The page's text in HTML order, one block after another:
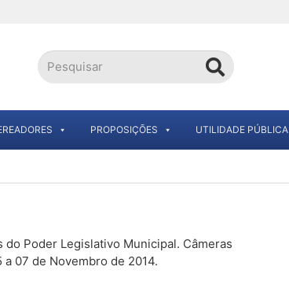
PROPOSIÇÕES UTILIDADE PÚBLICA
Poder Legislativo Municipal. Câmeras
07 de Novembro de 2014.